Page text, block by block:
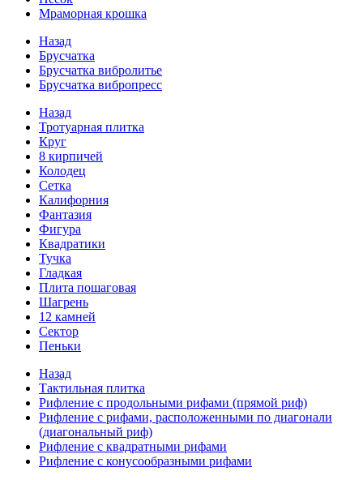
Мраморная крошка
Назад
Брусчатка
Брусчатка вибролитье
Брусчатка вибропресс
Назад
Тротуарная плитка
Круг
8 кирпичей
Колодец
Сетка
Калифорния
Фантазия
Фигура
Квадратики
Тучка
Гладкая
Плита пошаговая
Шагрень
12 камней
Сектор
Пеньки
Назад
Тактильная плитка
Рифление с продольными рифами (прямой риф)
Рифление с рифами, расположенными по диагонали
(диагональный риф)
Рифление с квадратными рифами
Рифление с конусообразными рифами